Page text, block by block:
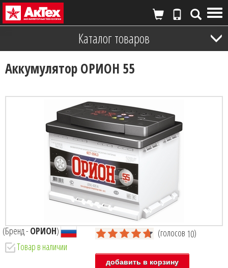
Каталог товаров
Аккумулятор ОРИОН 55
(Бренд - ОРИОН) (голосов 10)
Товар в наличии